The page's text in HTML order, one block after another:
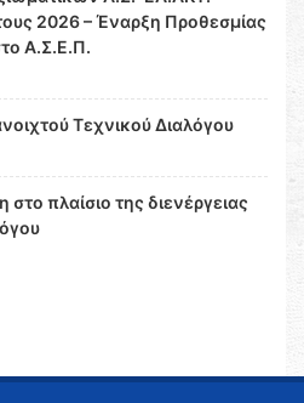
2026 – Έναρξη Προθεσμίας
Α.Σ.Ε.Π.
Τεχνικού Διαλόγου
πλαίσιο της διενέργειας